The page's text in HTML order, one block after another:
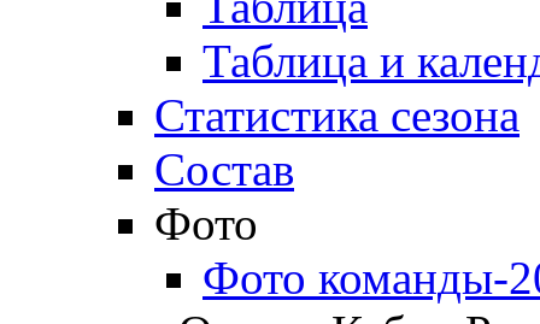
Таблица и
Статистика сезона
Состав
Фото
Фото команды-